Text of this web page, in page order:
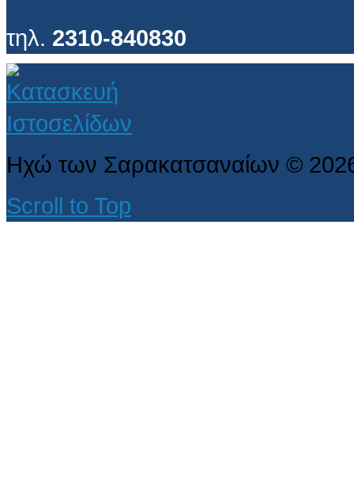
τηλ. 2310-840830
Ηχώ των Σαρακατσαναίων ©
Scroll to Top